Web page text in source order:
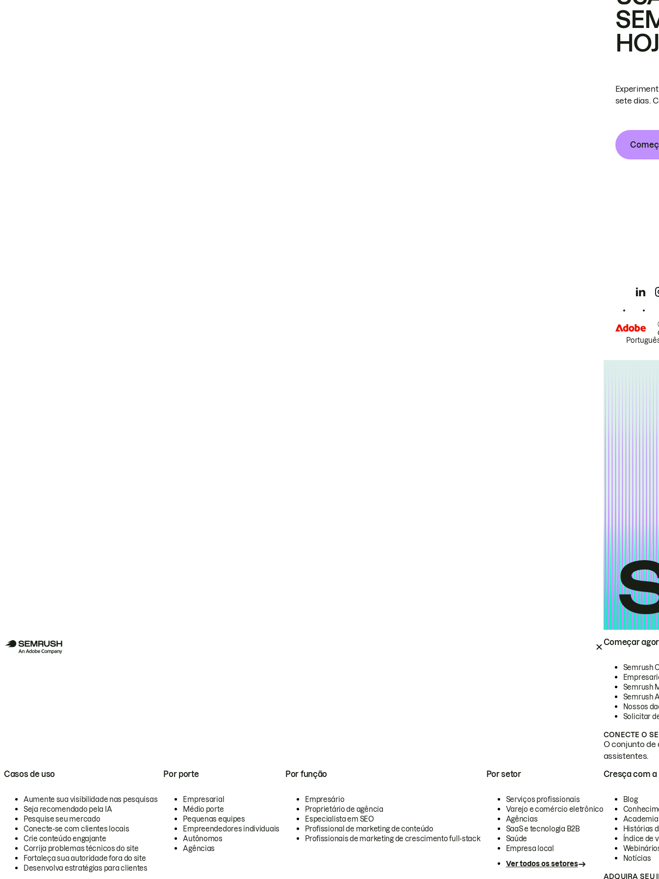
Começar
Semrush
Semrush
Semrush
Nossos
Solicitar
CONECTE O
O conjunto de
assistentes.
Casos de uso
Aumente sua visibilidade nas pesquisas
Seja recomendado pela IA
Pesquise seu mercado
Conecte-se com clientes locais
Crie conteúdo engajante
Corrija problemas técnicos do site
Fortaleça sua autoridade fora do site
Desenvolva estratégias para clientes
Por porte
Empresarial
Médio porte
Pequenas equipes
Empreendedores individuais
Autônomos
Agências
Por função
Empresário
Proprietário de agência
Especialista em SEO
Profissional de marketing de conteúdo
Profissionais de marketing de crescimento full-stack
Por setor
Serviços profissionais
Varejo e comércio eletrônico
Agências
SaaS e tecnologia B2B
Saúde
Empresa local
Ver todos os setores
Cresça com a
Blog
Academia
Histórias
Índice de
Notícias
ADQUIRA SEU
sete dias.